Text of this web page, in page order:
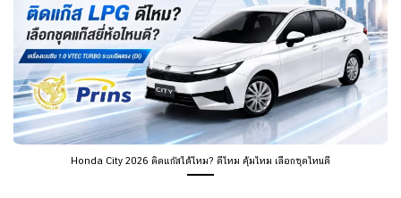
Honda City 2026 ติดแก๊สได้ไหม? ดีไหม คุ้มไหม เลือกชุดไหนดี